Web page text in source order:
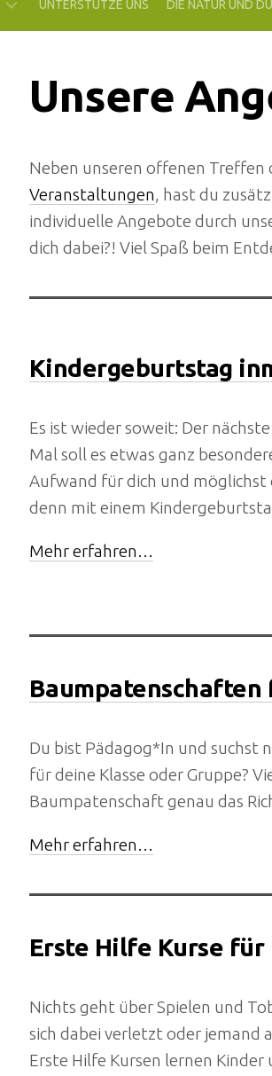
UNTERSTÜTZE UNS DIE NATUR UND DU
Unsere
Neben unseren offenen
Veranstaltungen, hast du
individuelle Angebote durch
dich dabei?! Viel Spaß beim
Kindergeburtstag
Es ist wieder soweit: Der
Mal soll es etwas ganz
Aufwand für dich und möglichst
denn mit einem
Mehr erfahren…
Baumpatenschaften
Du bist Pädagog*In und suchst
für deine Klasse oder Gruppe?
Baumpatenschaft genau das
Mehr erfahren…
Erste Hilfe Kurse
Nichts geht über Spielen und
sich dabei verletzt oder jemand
Erste Hilfe Kursen lernen